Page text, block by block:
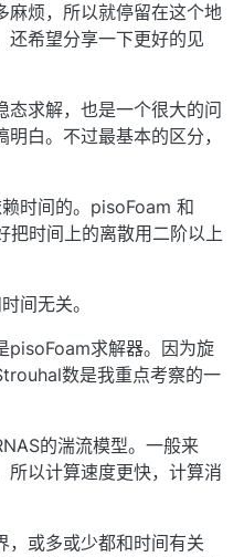
麻烦，所以就停留在这个地
还希望分享一下更好的见
态求解，也是一个很大的问
白。不过最基本的区分，
时间的。pisoFoam 和
时间上的离散用二阶以上
间无关。
pisoFoam求解器。因为旋
数是我重点考察的一
的湍流模型。一般来
所以计算速度更快，计算消
，或多或少都和时间有关